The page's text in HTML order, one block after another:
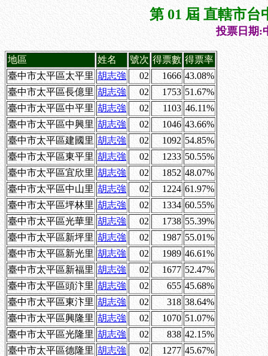
第 01 屆 直轄市台
投票日期:
地區 姓名 號次 得票數 得票率
臺中市太平區太平里 胡志強 02 1666 43.08%
臺中市太平區長億里 胡志強 02 1753 51.67%
臺中市太平區中平里 胡志強 02 1103 46.11%
臺中市太平區中興里 胡志強 02 1046 43.66%
臺中市太平區建國里 胡志強 02 1092 54.85%
臺中市太平區東平里 胡志強 02 1233 50.55%
臺中市太平區宜欣里 胡志強 02 1852 48.07%
臺中市太平區中山里 胡志強 02 1224 61.97%
臺中市太平區坪林里 胡志強 02 1334 60.55%
臺中市太平區光華里 胡志強 02 1738 55.39%
臺中市太平區新坪里 胡志強 02 1987 55.01%
臺中市太平區新光里 胡志強 02 1989 46.61%
臺中市太平區新福里 胡志強 02 1677 52.47%
臺中市太平區頭汴里 胡志強 02 655 45.68%
臺中市太平區東汴里 胡志強 02 318 38.64%
臺中市太平區興隆里 胡志強 02 1070 51.07%
臺中市太平區光隆里 胡志強 02 838 42.15%
臺中市太平區德隆里 胡志強 02 1277 45.67%